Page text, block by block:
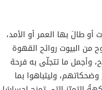
أو طالَ بها العمر أو الأمد،
من البيوت روائح القهوة
وأجمل ما تتجلّى به فرحة
وضحكاتهم، وليتباهوا بما